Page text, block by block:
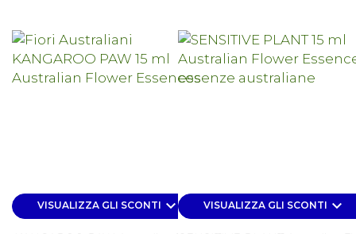
VISUALIZZA GLI SCONTI keyboard_arrow_down VISUALIZZA GLI SCONTI keyboard_arrow_down